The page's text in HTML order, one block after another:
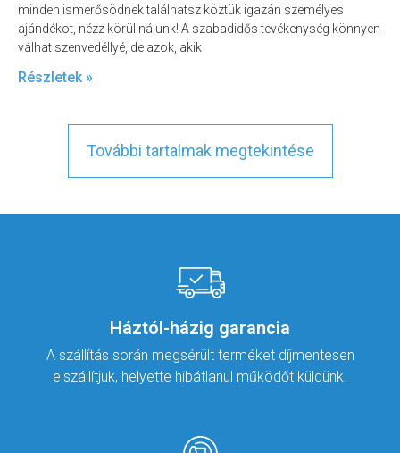
minden ismerősödnek találhatsz köztük igazán személyes
ajándékot, nézz körül nálunk! A szabadidős tevékenység könnyen
válhat szenvedéllyé, de azok, akik
Részletek »
További tartalmak megtekintése
Háztól-házig garancia
A szállítás során megsérült terméket díjmentesen
elszállítjuk, helyette hibátlanul működőt küldünk.